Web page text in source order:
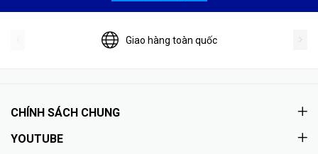
Giao hàng toàn quốc
CHÍNH SÁCH CHUNG
YOUTUBE